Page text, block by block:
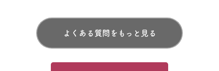
よくある質問をもっと見る